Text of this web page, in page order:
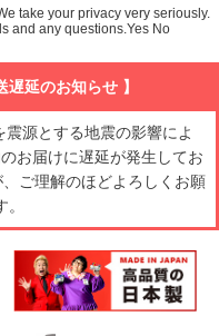
遅延のお知らせ 】
源とする地震の影響によ
お届けに遅延が発生してお
ご理解のほどよろしくお願
take your privacy very seriously.
and any questions.Yes No